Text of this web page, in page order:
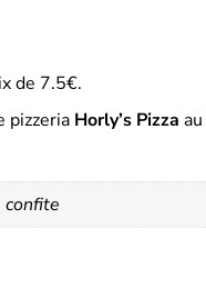
de 7.5€.
pizzeria Horly’s Pizza au
confite